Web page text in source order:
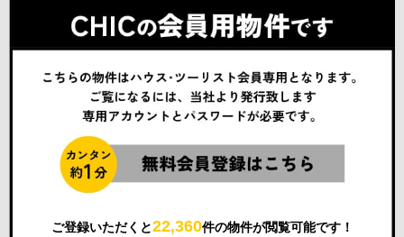
ご登録いただくと22,360件の物件が閲覧可能です！